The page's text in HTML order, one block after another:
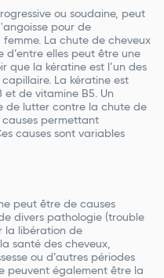
ou soudaine, peut
pour de
femme. La chute de cheveux
d’entre elles peut être une
que la kératine est l’un des
La kératine est
de vitamine B5. Un
de lutter contre la chute de
causes permettant
causes sont variables
peut être de causes
divers pathologie (trouble
la libération de
santé des cheveux,
ou d’autres périodes
peuvent également être la